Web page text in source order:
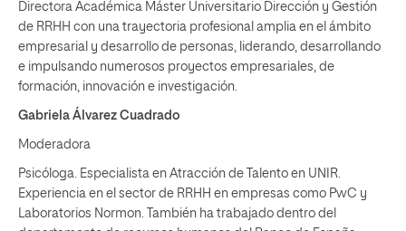
Directora Académica Máster Universitario Dirección y Gestión
de RRHH con una trayectoria profesional amplia en el ámbito
empresarial y desarrollo de personas, liderando, desarrollando
e impulsando numerosos proyectos empresariales, de
formación, innovación e investigación.
Gabriela Álvarez Cuadrado
Moderadora
Psicóloga. Especialista en Atracción de Talento en UNIR.
Experiencia en el sector de RRHH en empresas como PwC y
Laboratorios Normon. También ha trabajado dentro del